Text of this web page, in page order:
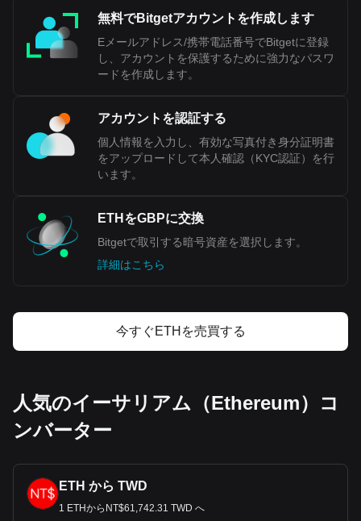
無料でBitgetアカウントを作成します
Eメールアドレス/携帯電話番号でBitgetに登録
し、アカウントを保護するために強力なパスワ
ードを作成します。
アカウントを認証する
個人情報を入力し、有効な写真付き身分証明書
をアップロードして本人確認（KYC認証）を行
います。
ETHをGBPに交換
Bitgetで取引する暗号資産を選択します。
詳細はこちら
今すぐETHを売買する
人気のイーサリアム（Ethereum）コ
ンバーター
ETH から TWD
1 ETHからNT$61,742.31 TWD へ